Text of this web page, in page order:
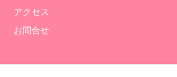
アクセス
お問合せ